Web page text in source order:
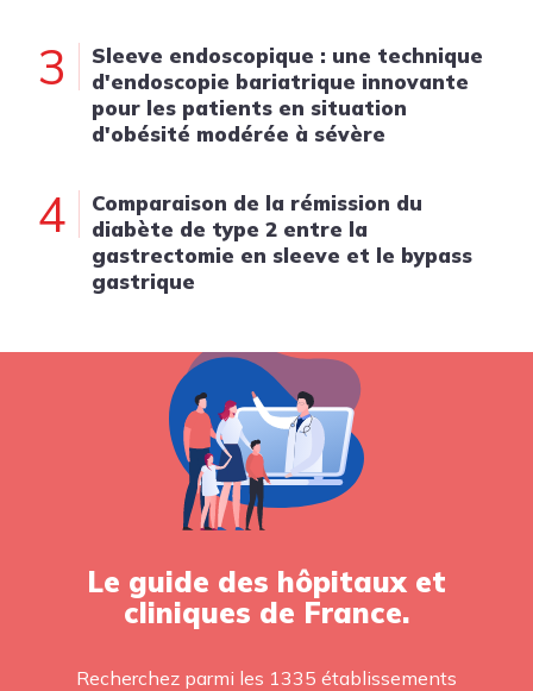
3
Sleeve endoscopique : une technique
d'endoscopie bariatrique innovante
pour les patients en situation
d'obésité modérée à sévère
4
Comparaison de la rémission du
diabète de type 2 entre la
gastrectomie en sleeve et le bypass
gastrique
Le guide des hôpitaux et
cliniques de France.
Recherchez parmi les 1335 établissements